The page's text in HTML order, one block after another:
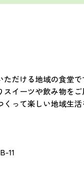
ただける地域の食堂
イーツや飲み物をご
って楽しい地域生活
11